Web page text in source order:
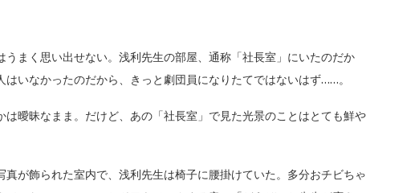
まく思い出せない。浅利先生の部屋、通称「社長室」にいたのだか
いなかったのだから、きっと劇団員になりたてではないはず……。
曖昧なまま。だけど、あの「社長室」で見た光景のことはとても鮮や
が飾られた室内で、浅利先生は椅子に腰掛けていた。多分おチビちゃ